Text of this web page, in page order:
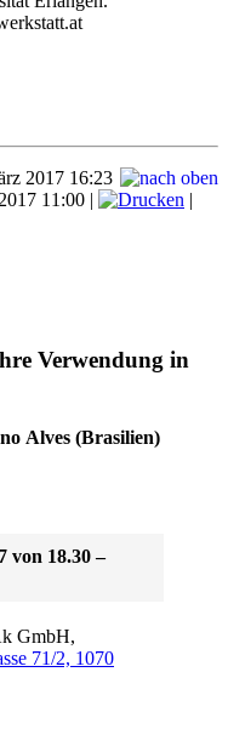
2017 16:23
11:00 |
|
Verwendung in
Alves (Brasilien)
von 18.30 –
GmbH,
71/2, 1070